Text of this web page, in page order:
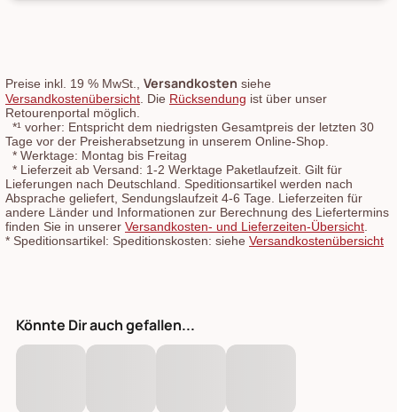
Preise inkl. 19 % MwSt., Versandkosten siehe
Versandkostenübersicht . Die Rücksendung ist über unser
Retourenportal möglich.
*¹ vorher: Entspricht dem niedrigsten Gesamtpreis der letzten 30
Tage vor der Preisherabsetzung in unserem Online-Shop.
* Werktage: Montag bis Freitag
* Lieferzeit ab Versand: 1-2 Werktage Paketlaufzeit. Gilt für
Lieferungen nach Deutschland. Speditionsartikel werden nach
Absprache geliefert, Sendungslaufzeit 4-6 Tage. Lieferzeiten für
andere Länder und Informationen zur Berechnung des Liefertermins
finden Sie in unserer Versandkosten- und Lieferzeiten-Übersicht
* Speditionsartikel: Speditionskosten: siehe Versandkostenübersicht
Könnte Dir auch gefallen...